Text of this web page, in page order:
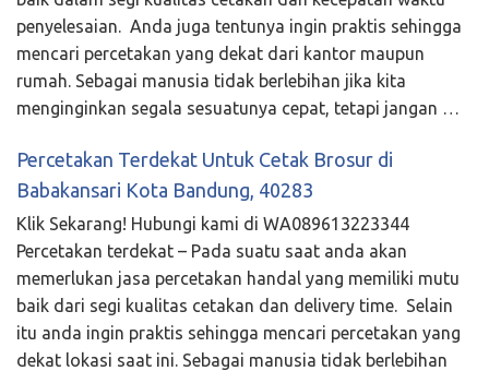
penyelesaian. Anda juga tentunya ingin praktis sehingga
mencari percetakan yang dekat dari kantor maupun
rumah. Sebagai manusia tidak berlebihan jika kita
menginginkan segala sesuatunya cepat, tetapi jangan …
Percetakan Terdekat Untuk Cetak Brosur di
Babakansari Kota Bandung, 40283
Klik Sekarang! Hubungi kami di WA089613223344
Percetakan terdekat – Pada suatu saat anda akan
memerlukan jasa percetakan handal yang memiliki mutu
baik dari segi kualitas cetakan dan delivery time. Selain
itu anda ingin praktis sehingga mencari percetakan yang
dekat lokasi saat ini. Sebagai manusia tidak berlebihan